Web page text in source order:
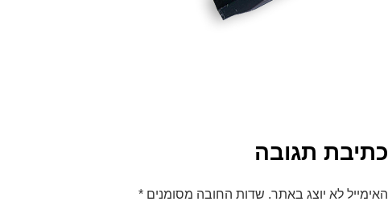
כתיבת תגובה
האימייל לא יוצג באתר. שדות החובה מסומנים *